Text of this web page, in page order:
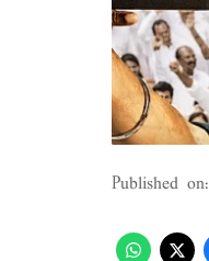
Published on: